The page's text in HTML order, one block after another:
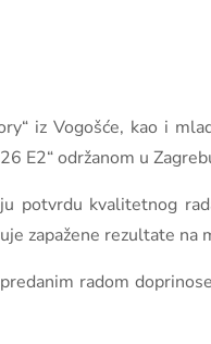
iz Vogošće, kao i
E2“ održanom u
potvrdu kvalitetnog
zapažene rezultate na
radom